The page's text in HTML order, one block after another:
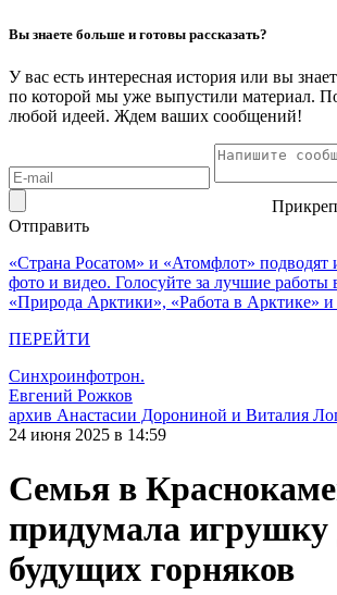
Вы знаете больше и готовы рассказать?
У вас есть интересная история или вы
по которой мы уже выпустили материал.
любой идеей. Ждем ваших сообщений!
Отправить
«Страна Росатом» и «Атомфлот» подводят
фото и видео. Голосуйте за лучшие
«Природа Арктики», «Работа в
ПЕРЕЙТИ
Синхроинфотрон.
Евгений Рожков
архив Анастасии Дорониной и Виталия
24 июня 2025 в 14:59
Семья в
придумала игрушку
будущих горняков